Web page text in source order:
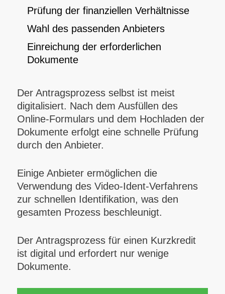
Prüfung der finanziellen Verhältnisse
Wahl des passenden Anbieters
Einreichung der erforderlichen
Dokumente
Der Antragsprozess selbst ist meist
digitalisiert. Nach dem Ausfüllen des
Online-Formulars und dem Hochladen der
Dokumente erfolgt eine schnelle Prüfung
durch den Anbieter.
Einige Anbieter ermöglichen die
Verwendung des Video-Ident-Verfahrens
zur schnellen Identifikation, was den
gesamten Prozess beschleunigt.
Der Antragsprozess für einen Kurzkredit
ist digital und erfordert nur wenige
Dokumente.